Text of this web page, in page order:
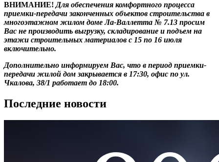
ВНИМАНИЕ!Для обеспечения комфортного процесса
приемки-передачи законченных объектов строительства в
многоэтажном жилом доме Ла-Валлетта № 7.13 просим
Вас не производить выгрузку, складирование и подъем на
этажи строительных материалов с 15 по 16 июля
включительно.
Дополнительно информируем Вас, что в период приемки-
передачи жилой дом закрывается в 17:30, офис по ул.
Чкалова, 38/1 работает до 18:00.
Последние новости